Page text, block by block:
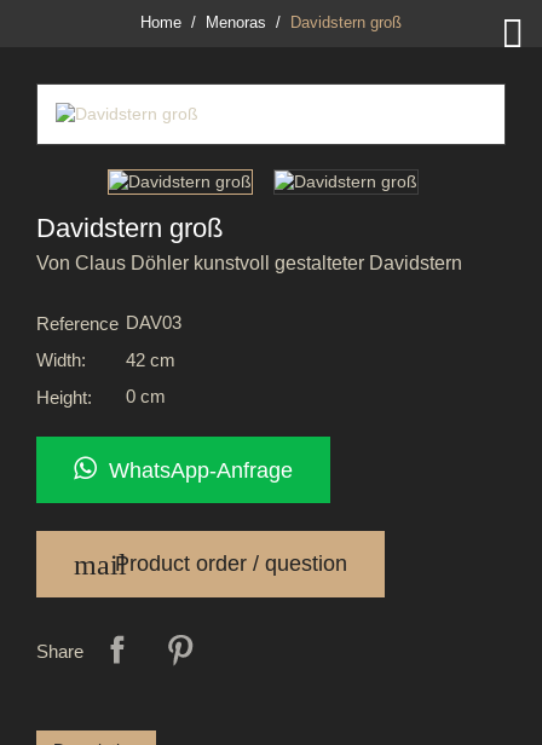

Home Menoras Davidstern groß
Davidstern groß
Von Claus Döhler kunstvoll gestalteter Davidstern
Reference DAV03
Width:
42 cm
Height:
0 cm
WhatsApp-Anfrage
mailProduct order / question
Share